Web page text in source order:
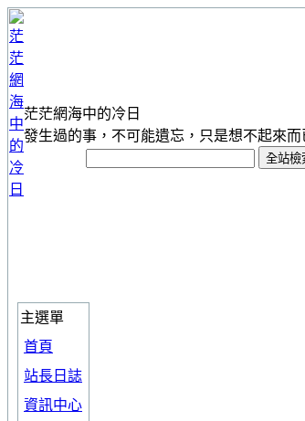
茫茫網海中的冷日
發生過的事，不可能遺忘，只是想不起來而
主選單
首頁
站長日誌
資訊中心